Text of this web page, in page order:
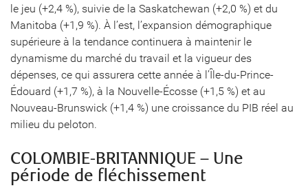
le jeu (+2,4 %), suivie de la Saskatchewan (+2,0 %) et du
Manitoba (+1,9 %). À l’est, l’expansion démographique
supérieure à la tendance continuera à maintenir le
dynamisme du marché du travail et la vigueur des
dépenses, ce qui assurera cette année à l’Île-du-Prince-
Édouard (+1,7 %), à la Nouvelle-Écosse (+1,5 %) et au
Nouveau-Brunswick (+1,4 %) une croissance du PIB réel au
milieu du peloton.
COLOMBIE-BRITANNIQUE – Une
période de fléchissement